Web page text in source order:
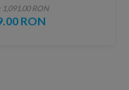
1,091.00 RON
RON